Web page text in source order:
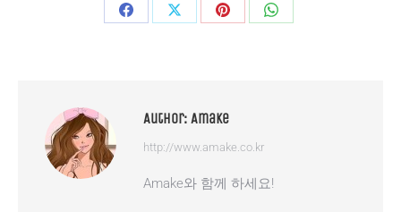
Share
Share
Share
Share
Author: Amake
http://www.amake.co.kr
Amake와 함께 하세요!